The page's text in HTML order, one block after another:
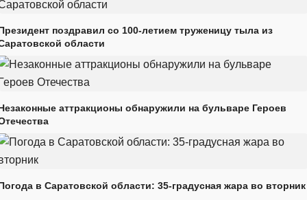
поздравил со 100-летием труженицу тыла из
области
аттракционы обнаружили на бульваре Героев
в Саратовской области: 35-градусная жара во вторник